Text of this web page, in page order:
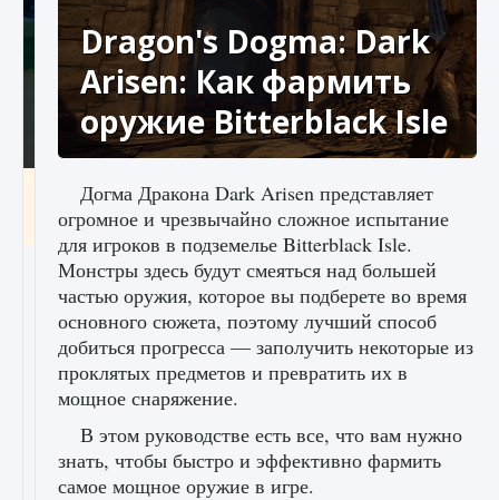
Как включить чат в Fortnite
9 августа 2024 1 335 0 0
Dragon's Dogma: Dark
Arisen: Как фармить
оружие Bitterblack Isle
Догма Дракона Dark Arisen представляет
огромное и чрезвычайно сложное испытание
для игроков в подземелье Bitterblack Isle.
Монстры здесь будут смеяться над большей
частью оружия, которое вы подберете во время
основного сюжета, поэтому лучший способ
добиться прогресса — заполучить некоторые из
проклятых предметов и превратить их в
мощное снаряжение.
В этом руководстве есть все, что вам нужно
знать, чтобы быстро и эффективно фармить
самое мощное оружие в игре.